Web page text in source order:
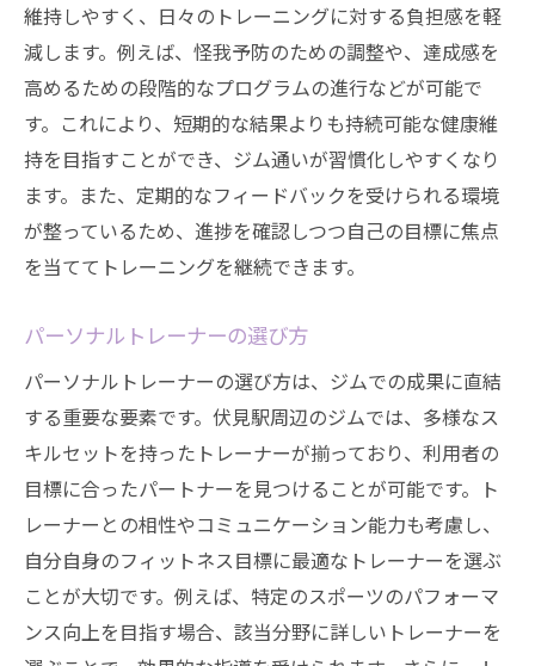
維持しやすく、日々のトレーニングに対する負担感を軽
減します。例えば、怪我予防のための調整や、達成感を
高めるための段階的なプログラムの進行などが可能で
す。これにより、短期的な結果よりも持続可能な健康維
持を目指すことができ、ジム通いが習慣化しやすくなり
ます。また、定期的なフィードバックを受けられる環境
が整っているため、進捗を確認しつつ自己の目標に焦点
を当ててトレーニングを継続できます。
パーソナルトレーナーの選び方
パーソナルトレーナーの選び方は、ジムでの成果に直結
する重要な要素です。伏見駅周辺のジムでは、多様なス
キルセットを持ったトレーナーが揃っており、利用者の
目標に合ったパートナーを見つけることが可能です。ト
レーナーとの相性やコミュニケーション能力も考慮し、
自分自身のフィットネス目標に最適なトレーナーを選ぶ
ことが大切です。例えば、特定のスポーツのパフォーマ
ンス向上を目指す場合、該当分野に詳しいトレーナーを